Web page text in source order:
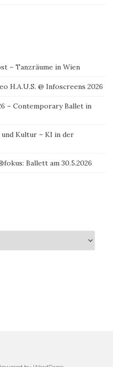
– Tanzräume in Wien
H.A.U.S. @ Infoscreens 2026
– Contemporary Ballet in
Kultur – KI in der
Ballett am 30.5.2026